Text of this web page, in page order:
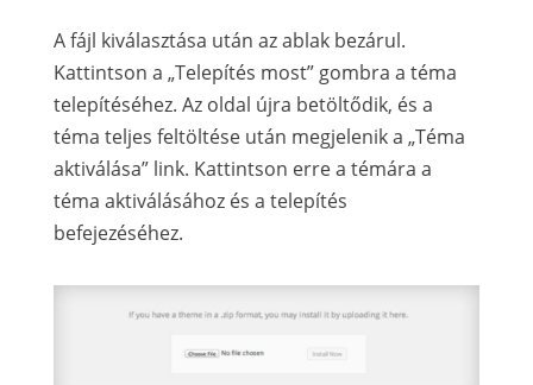
A fájl kiválasztása után az ablak bezárul.
Kattintson a „Telepítés most” gombra a téma
telepítéséhez. Az oldal újra betöltődik, és a
téma teljes feltöltése után megjelenik a „Téma
aktiválása” link. Kattintson erre a témára a
téma aktiválásához és a telepítés
befejezéséhez.